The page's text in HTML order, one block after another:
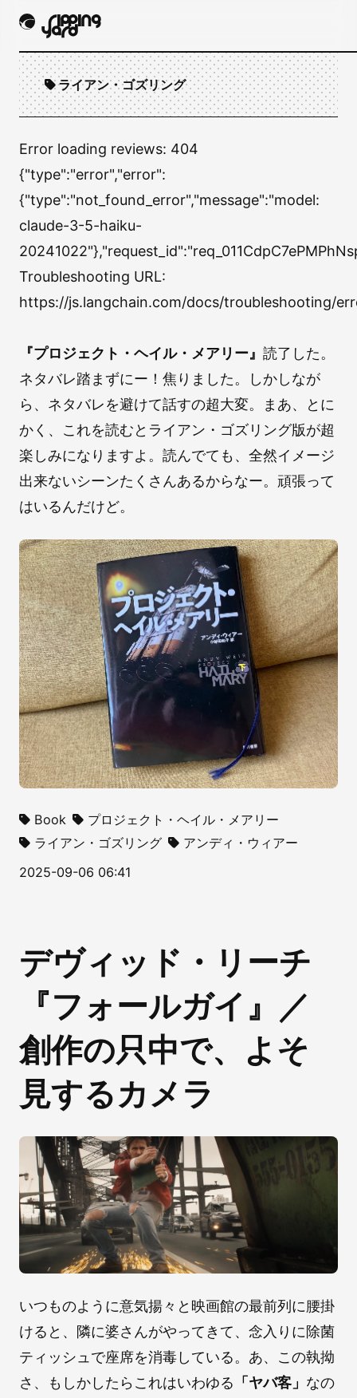
ライアン・ゴズリング
Error loading reviews: 404
{"type":"error","error":
{"type":"not_found_error","message":"model:
claude-3-5-haiku-
Troubleshooting URL:
https://js.langchain.com/docs/troubleshooting/
『プロジェクト・ヘイル・メアリー』 読了した。
ネタバレ踏まずにー！焦りました。しかしなが
ら、ネタバレを避けて話すの超大変。まあ、とに
かく、これを読むとライアン・ゴズリング版が超
楽しみになりますよ。読んでても、全然イメージ
出来ないシーンたくさんあるからなー。頑張って
はいるんだけど。
Book
プロジェクト・ヘイル・メアリー
ライアン・ゴズリング
アンディ・ウィアー
2025-09-06 06:41
デヴィッド・リーチ
『フォールガイ』／
創作の只中で、よそ
見するカメラ
いつものように意気揚々と映画館の最前列に腰掛
けると、隣に婆さんがやってきて、念入りに除菌
ティッシュで座席を消毒している。あ、この執拗
さ、もしかしたらこれはいわゆる 「ヤバ客」 なの